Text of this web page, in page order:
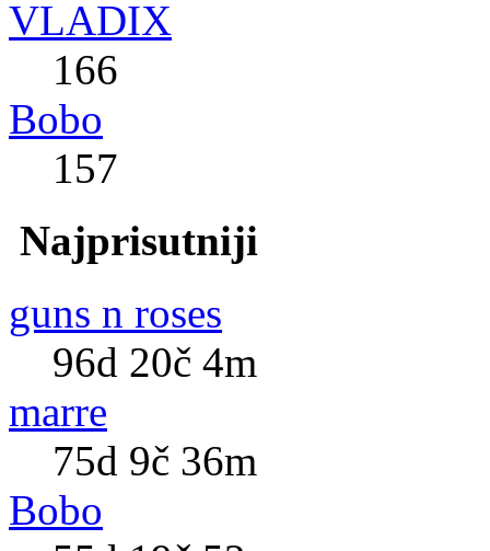
VLADIX
166
Bobo
157
Najprisutniji
guns n roses
96d 20č 4m
marre
75d 9č 36m
Bobo